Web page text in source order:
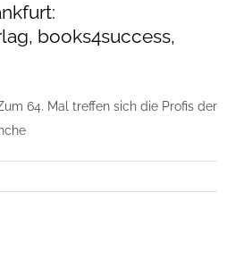
books4success,
64. Mal treffen sich die Profis der